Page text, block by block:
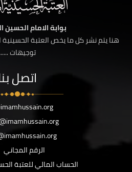
بوابة الامام الحسين
هنا يتم نشر كل ما يخص العتبة
توجيهات ......
اتصل
الرقم المجاني
الحساب المالي للعتبة